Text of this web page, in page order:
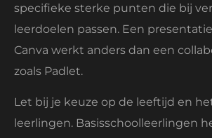
specifieke sterke punten die bij
leerdoelen passen. Een
Canva werkt anders dan een
zoals Padlet.
Let bij je keuze op de leeftijd en
leerlingen. Basisschoolleerlingen